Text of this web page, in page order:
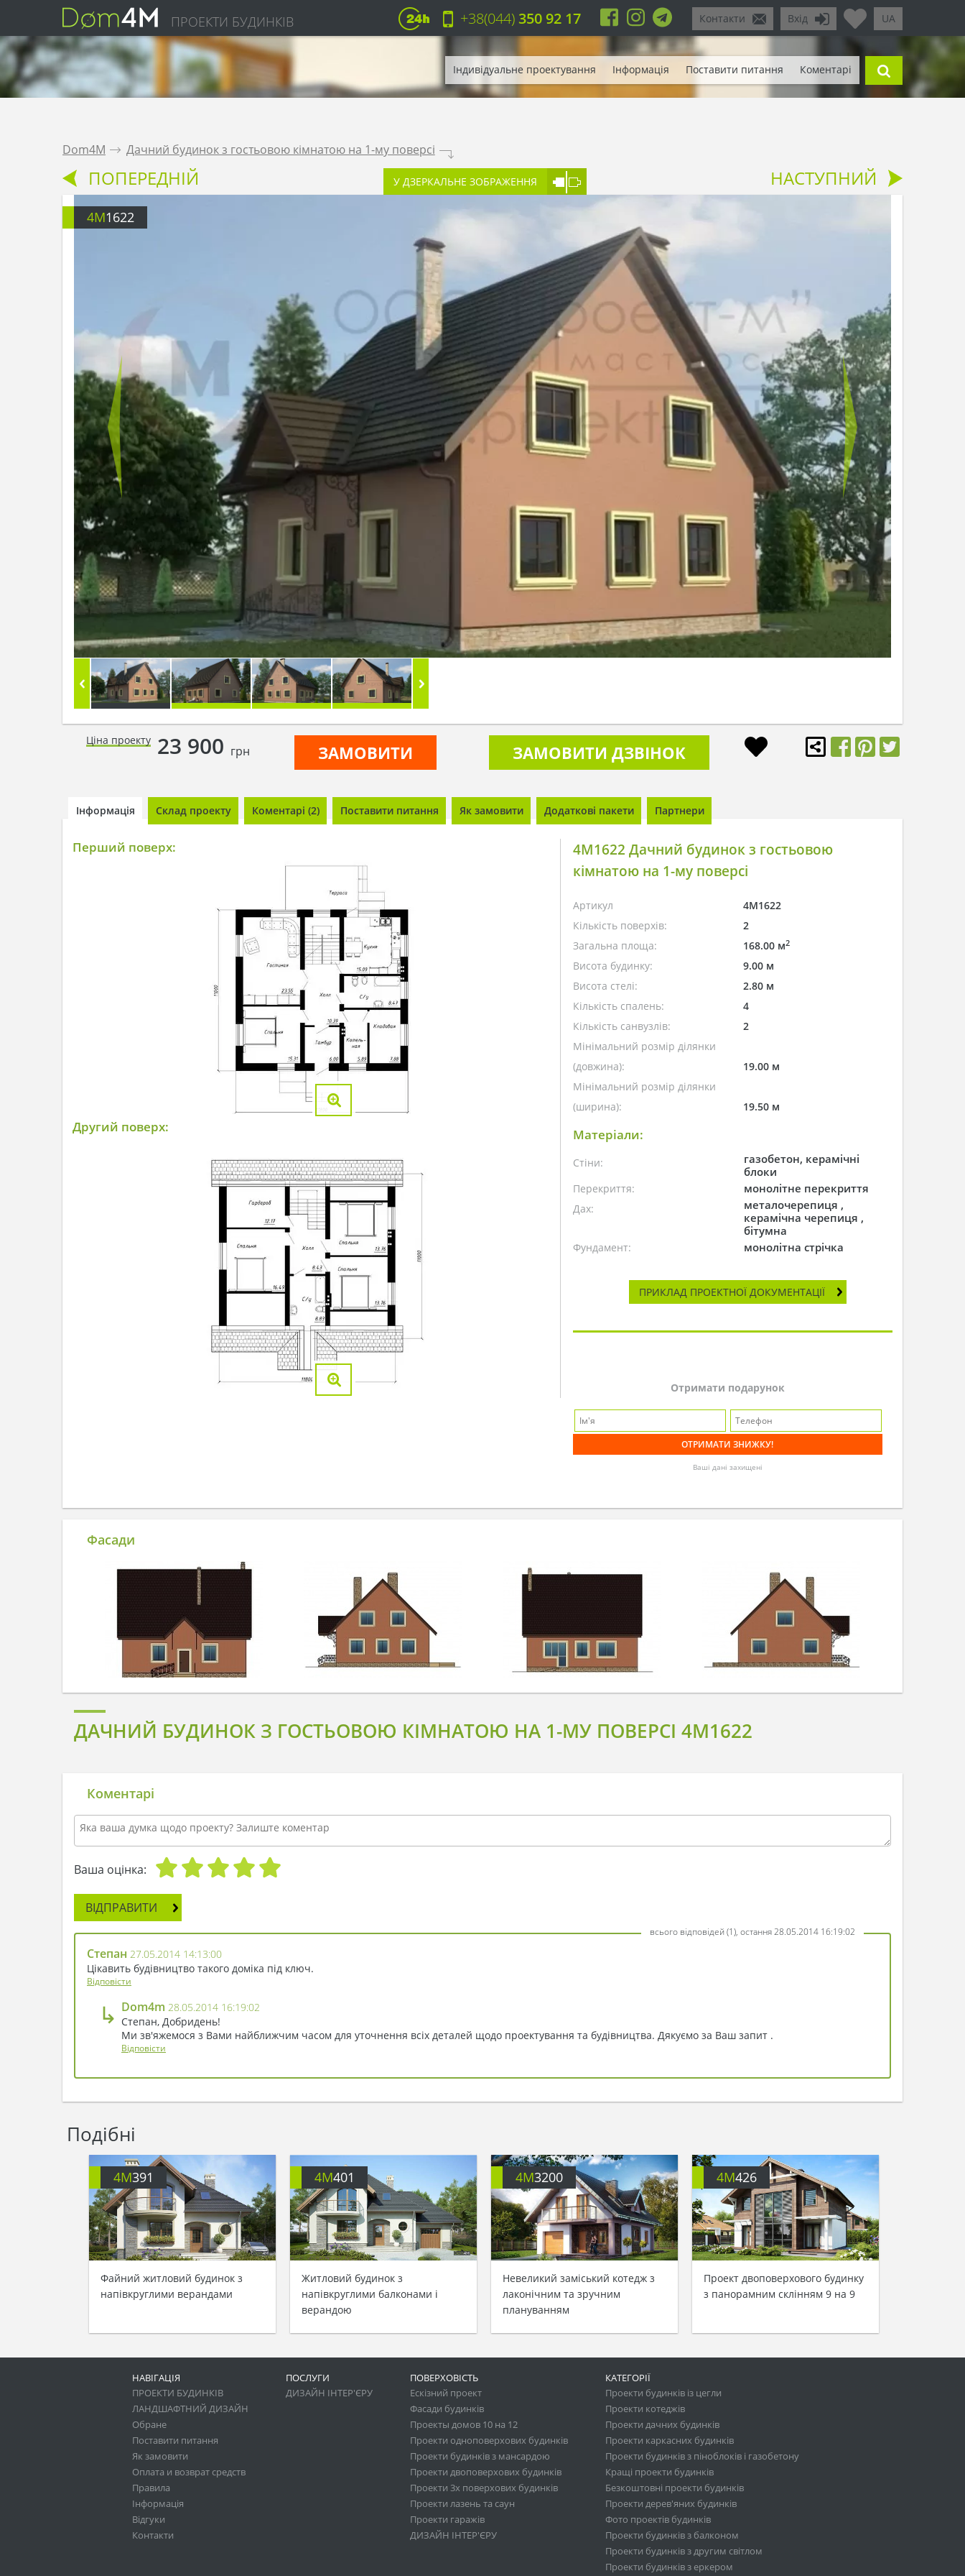
ПРОЕКТИ БУДИНКІВ UA
Вхід
Контакти
+38(044)350 92 17
Індивідуальне проектування Інформація Поставити питання Коментарі
Dom4M . Дачний будинок з гостьовою кімнатою на 1-му поверсі .
ПОПЕРЕДНІЙ У ДЗЕРКАЛЬНЕ ЗОБРАЖЕННЯ НАСТУПНИЙ
4M1622
Ціна проекту 23 900 грн ЗАМОВИТИ ЗАМОВИТИ ДЗВІНОК
Інформація Склад проекту Коментарі (2) Поставити питання Як замовити Додаткові пакети Партнери
Перший поверх:
Другий поверх:
4M1622 Дачний будинок з гостьовою
кімнатою на 1-му поверсі
Артикул
4M1622
Кількість поверхів:
2
Загальна площа:
168.00 м2
Висота будинку:
9.00 м
Висота стелі:
2.80 м
Кількість спалень:
4
Кількість санвузлів:
2
Мінімальний розмір ділянки
(довжина):
19.00 м
Мінімальний розмір ділянки
(ширина):
19.50 м
Матеріали:
Стіни:
газобетон, керамічні
блоки
Перекриття: монолітне перекриття
Дах:
металочерепиця ,
керамічна черепиця ,
бітумна
Фундамент: монолітна стрічка
ПРИКЛАД ПРОЕКТНОЇ ДОКУМЕНТАЦІЇ
Отримати подарунок
Ваші дані захищені
Фасади
ДАЧНИЙ БУДИНОК З ГОСТЬОВОЮ КІМНАТОЮ НА 1-МУ ПОВЕРСІ 4M1622
Коментарі
Ваша оцінка:
ВІДПРАВИТИ
всього відповідей (1), остання 28.05.2014 16:19:02
Степан 27.05.2014 14:13:00
Цікавить будівництво такого доміка під ключ.
Відповісти
↳ Dom4m 28.05.2014 16:19:02
Степан, Добридень!
Ми зв'яжемося з Вами найближчим часом для уточнення всіх деталей щодо проектування та будівництва. Дякуємо за Ваш запит .
Відповісти
Подібні
4M391
Файний житловий будинок з
напівкруглими верандами
4M401
Житловий будинок з
напівкруглими балконами і
верандою
4M3200
Невеликий заміський котедж з
лаконічним та зручним
плануванням
4M426
Проект двоповерхового будинку
з панорамним склінням 9 на 9
НАВІГАЦІЯ
ПРОЕКТИ БУДИНКІВ
ЛАНДШАФТНИЙ ДИЗАЙН
Обране
Поставити питання
Як замовити
Оплата и возврат средств
Правила
Інформація
Відгуки
Контакти
ПОСЛУГИ
ДИЗАЙН ІНТЕР'ЄРУ
ПОВЕРХОВІСТЬ
Ескізний проект
Фасади будинків
Проекты домов 10 на 12
Проекти одноповерхових будинків
Проекти будинків з мансардою
Проекти двоповерхових будинків
Проекти 3х поверхових будинків
Проекти лазень та саун
Проекти гаражів
ДИЗАЙН ІНТЕР'ЄРУ
КАТЕГОРІЇ
Проекти будинків із цегли
Проекти котеджів
Проекти дачних будинків
Проекти каркасних будинків
Проекти будинків з піноблоків і газобетону
Кращі проекти будинків
Безкоштовні проекти будинків
Проекти дерев'яних будинків
Фото проектів будинків
Проекти будинків з балконом
Проекти будинків з другим світлом
Проекти будинків з еркером